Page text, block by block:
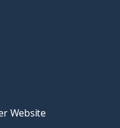
Website